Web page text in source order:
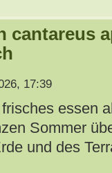
cantareus
17:39
essen
Sommer
und des